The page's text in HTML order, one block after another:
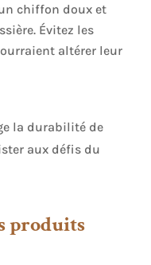
chiffon doux et
Évitez les
altérer leur
la durabilité de
aux défis du
produits